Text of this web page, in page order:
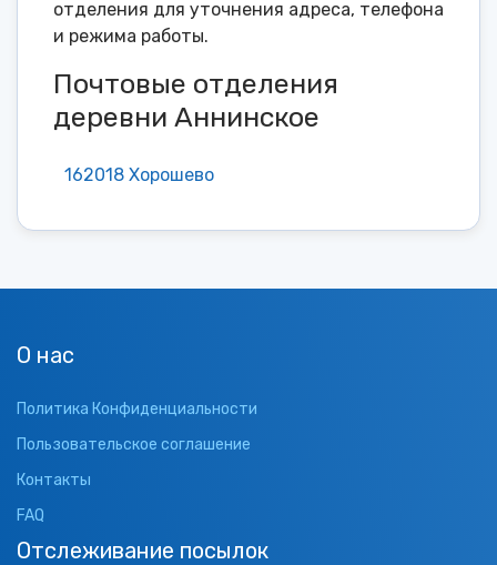
отделения для уточнения адреса, телефона
и режима работы.
Почтовые отделения
деревни Аннинское
162018 Хорошево
О нас
Политика Конфиденциальности
Пользовательское соглашение
Контакты
FAQ
Отслеживание посылок